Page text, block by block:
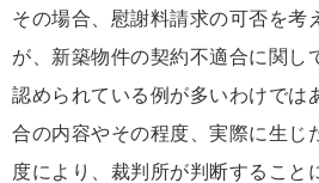
その場合、慰謝料請求の可否を考
が、新築物件の契約不適合に関し
認められている例が多いわけでは
合の内容やその程度、実際に生じ
度により、裁判所が判断すること